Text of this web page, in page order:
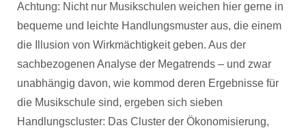
Achtung: Nicht nur Musikschulen weichen hier gerne in
bequeme und leichte Handlungsmuster aus, die einem
die Illusion von Wirkmächtigkeit geben. Aus der
sachbezogenen Analyse der Megatrends – und zwar
unabhängig davon, wie kommod deren Ergebnisse für
die Musikschule sind, ergeben sich sieben
Handlungscluster: Das Cluster der Ökonomisierung,